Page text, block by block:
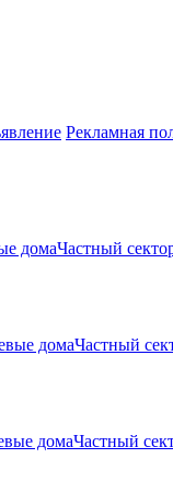
Рекламная
домаЧастный
домаЧастный
домаЧастный